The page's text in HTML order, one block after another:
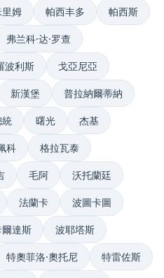
姆 帕西丰多 帕西斯
弗兰科·达·罗查
波利斯 戈亞尼亞
新漢堡 普拉納爾蒂納
曙光 杰基
科 格拉瓦泰
毛阿 沃托蘭廷
法蘭卡 波圖卡圖
達斯 波耶塔斯
特奧菲洛·奧托尼 特雷佐斯